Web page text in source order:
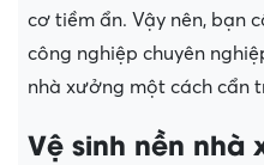
cơ tiềm ẩn. Vậy nên, bạn
công nghiệp chuyên
nhà xưởng một cách cẩn
Vệ sinh nền nhà